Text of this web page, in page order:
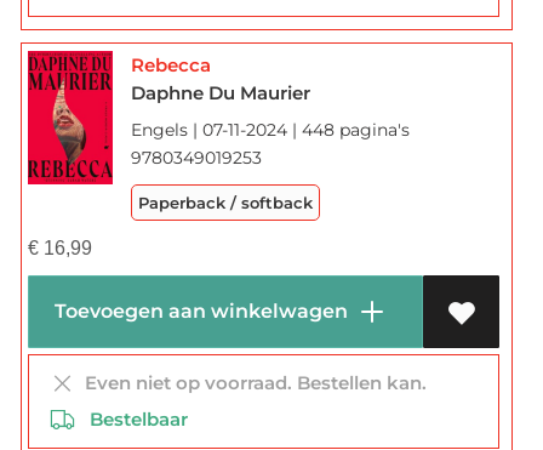
Rebecca
Daphne Du Maurier
Engels | 07-11-2024 | 448 pagina's
9780349019253
Paperback / softback
€16,99
Toevoegen aan winkelwagen
Even niet op voorraad. Bestellen kan.
Bestelbaar